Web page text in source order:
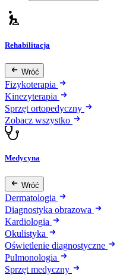
Rehabilitacja
Wróć
Fizykoterapia
Kinezyterapia
Sprzęt ortopedyczny
Zobacz wszystko
Medycyna
Wróć
Dermatologia
Diagnostyka obrazowa
Kardiologia
Okulistyka
Oświetlenie diagnostyczne
Pulmonologia
Sprzęt medyczny